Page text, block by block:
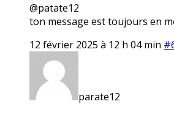
@patate12
ton message est toujours en
12 février 2025 à 12 h 04 min
parate12